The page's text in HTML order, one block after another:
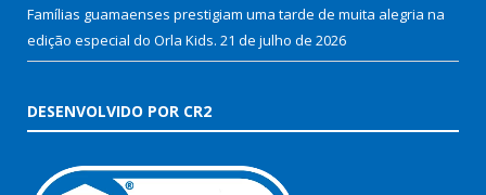
Famílias guamaenses prestigiam uma tarde de muita alegria na
edição especial do Orla Kids. 21 de julho de 2026
DESENVOLVIDO POR CR2